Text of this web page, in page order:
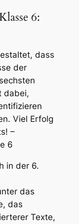
6:
dass
der
dabei,
Viel Erfolg
–
6
in der 6.
das
das
Texte,